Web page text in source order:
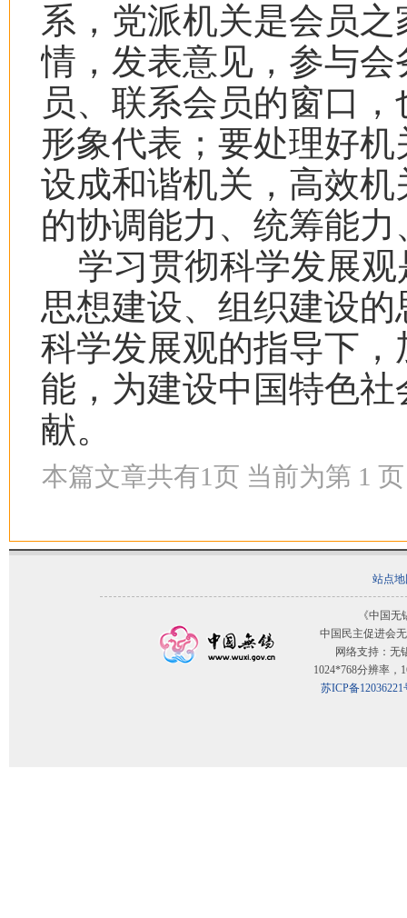
系，党派机关是会员
情，发表意见，参与
员、联系会员的窗口
形象代表；要处理好
设成和谐机关，高效
的协调能力、统筹能
学习贯彻科学发展
思想建设、组织建设
科学发展观的指导下
能，为建设中国特色
献。
本篇文章共有1页 当前为第 1 页
站点
《中国
中国民主促进会
网络支持：无
1024*768分辨率，
苏ICP备12036221